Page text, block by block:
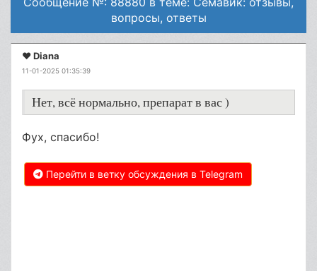
вопросы, ответы
❤️ Diana
11-01-2025 01:35:39
Нет, всё нормально, препарат в вас )
Фух, спасибо!
Перейти в ветку обсуждения в Telegram